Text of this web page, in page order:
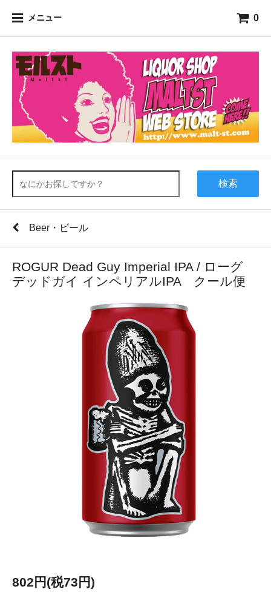
メニュー 0
検索
Beer・ビール
ROGUR Dead Guy Imperial IPA / ローグ
デッドガイ インペリアルIPA クール便
802円(税73円)